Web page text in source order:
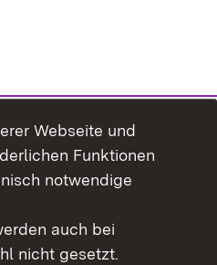
Webseite und
Funktionen
notwendige
auch bei
nicht gesetzt.